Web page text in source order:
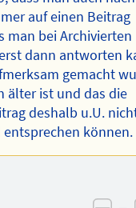
auf einen Beitrag
man bei Archivierten
dann antworten
gemacht
älter ist und das die
deshalb u.U.
können.